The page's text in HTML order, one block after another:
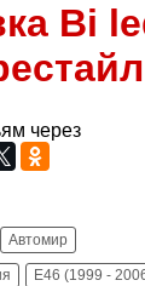
Bi
через
Автомир
E46 (1999 -